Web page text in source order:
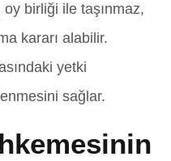
oy birliği ile taşınmaz,
kararı alabilir.
yetki
sağlar.